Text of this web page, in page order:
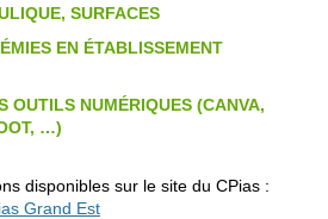
SURFACES
EN ÉTABLISSEMENT
OUTILS NUMÉRIQUES (CANVA,
…)
disponibles sur le site du CPias :
Grand Est